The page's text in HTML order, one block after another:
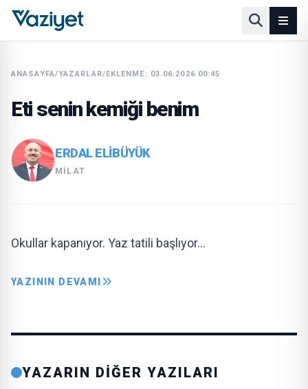
ANASAYFA/YAZARLAR/EKLENME: 03.06.2026 00:45
Eti senin kemiği benim
ERDAL ELIBÜYÜK
MILAT
Okullar kapanıyor. Yaz tatili başlıyor…
YAZININ DEVAMI
YAZARIN DİĞER YAZILARI